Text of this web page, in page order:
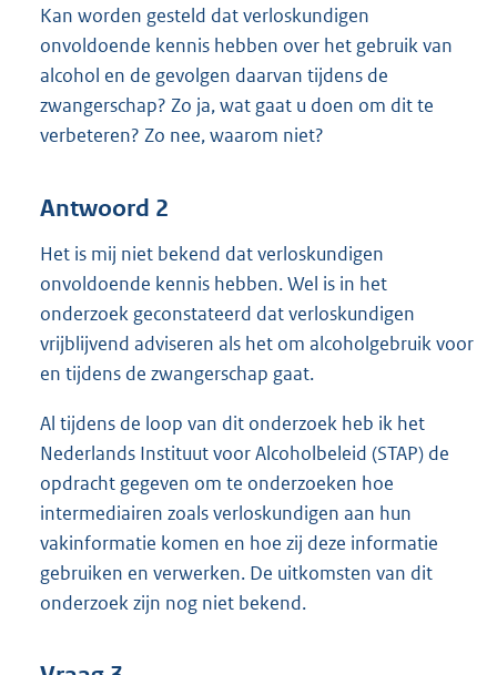
Kan worden gesteld dat verloskundigen
onvoldoende kennis hebben over het gebruik van
alcohol en de gevolgen daarvan tijdens de
zwangerschap? Zo ja, wat gaat u doen om dit te
verbeteren? Zo nee, waarom niet?
Antwoord 2
Het is mij niet bekend dat verloskundigen
onvoldoende kennis hebben. Wel is in het
onderzoek geconstateerd dat verloskundigen
vrijblijvend adviseren als het om alcoholgebruik voor
en tijdens de zwangerschap gaat.
Al tijdens de loop van dit onderzoek heb ik het
Nederlands Instituut voor Alcoholbeleid (STAP) de
opdracht gegeven om te onderzoeken hoe
intermediairen zoals verloskundigen aan hun
vakinformatie komen en hoe zij deze informatie
gebruiken en verwerken. De uitkomsten van dit
onderzoek zijn nog niet bekend.